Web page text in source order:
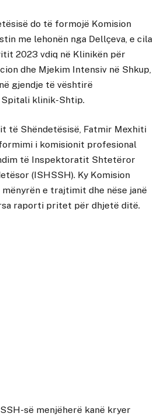
do të formojë Komision
me lehonën nga Dellçeva, e cila
2023 vdiq në Klinikën për
dhe Mjekim Intensiv në Shkup,
gjendje të vështirë
Spitali klinik-Shtip.
të Shëndetësisë, Fatmir Mexhiti
i komisionit profesional
të Inspektoratit Shtetëror
(ISHSSH). Ky Komision
e trajtimit dhe nëse janë
raporti pritet për dhjetë ditë.
së menjëherë kanë kryer